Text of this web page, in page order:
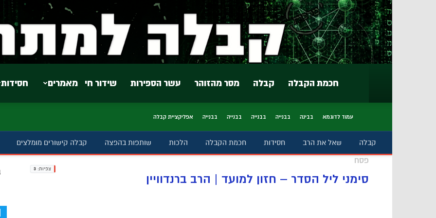
חסידות מאמרים שידור חי עשר הספירות מסר מהזוהר קבלה חכמת הקבלה
עמוד לדוגמא בבינה בבנייה בבנייה בבנייה בבנייה אפליקציית קבלה
קבלה שאל את הרב חסידות חכמת הקבלה הלכות שותפות בהפצה קבלה קישורים מומלצים
פסח
סימני ליל הסדר – חזון למועד | הרב ברנדוויין
צפיות: 3